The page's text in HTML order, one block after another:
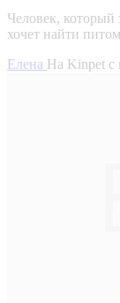
Человек, который
хочет найти
Елена На Kinpet c